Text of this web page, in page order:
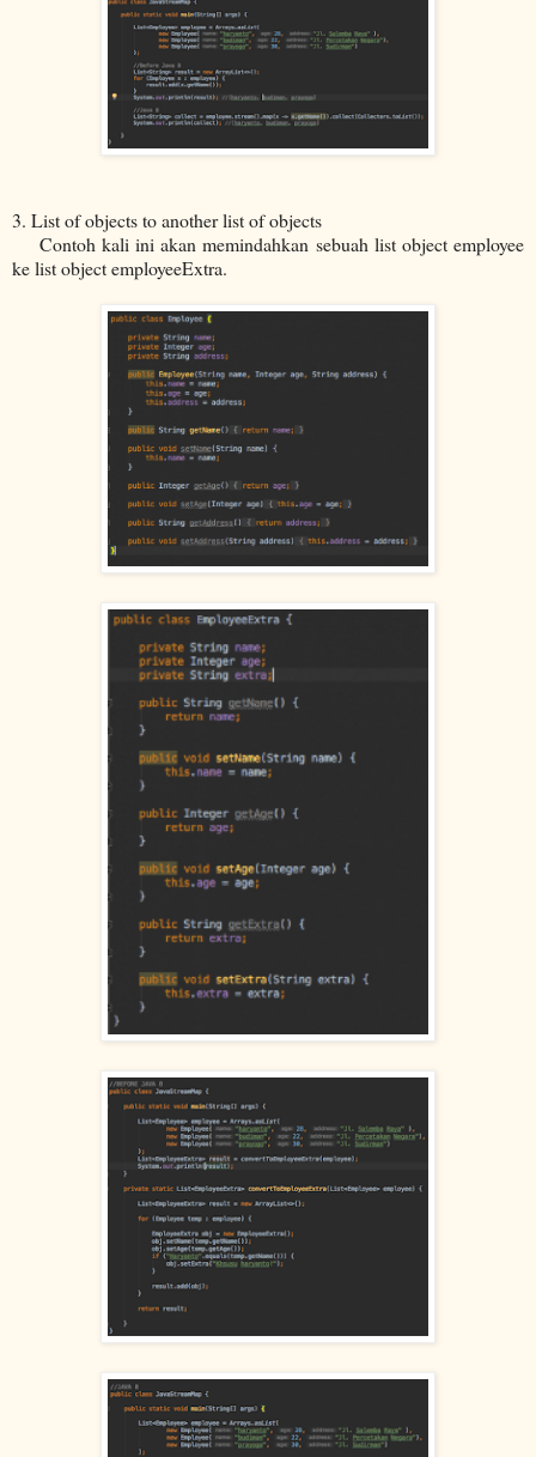
3. List of objects to another list of objects
Contoh kali ini akan memindahkan sebuah list object employee
ke list object employeeExtra.